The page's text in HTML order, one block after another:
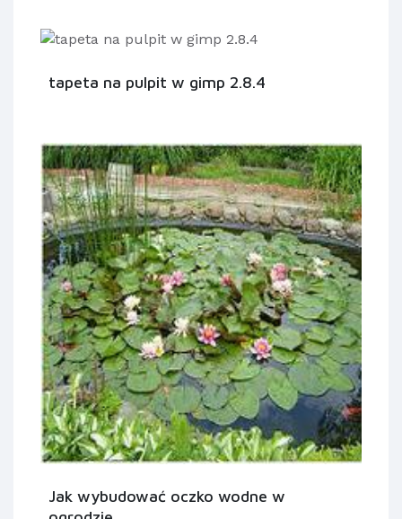
tapeta na pulpit w gimp 2.8.4
Jak wybudować oczko wodne w